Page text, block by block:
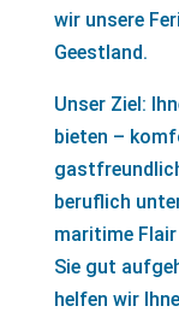
wir unsere
Geestland.
Unser Ziel:
bieten –
beruflich
maritime
Sie gut
helfen wir